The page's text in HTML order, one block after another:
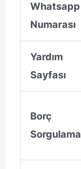
Whatsapp
Numarası
Yardım
Sayfası
Borç
Sorgulama